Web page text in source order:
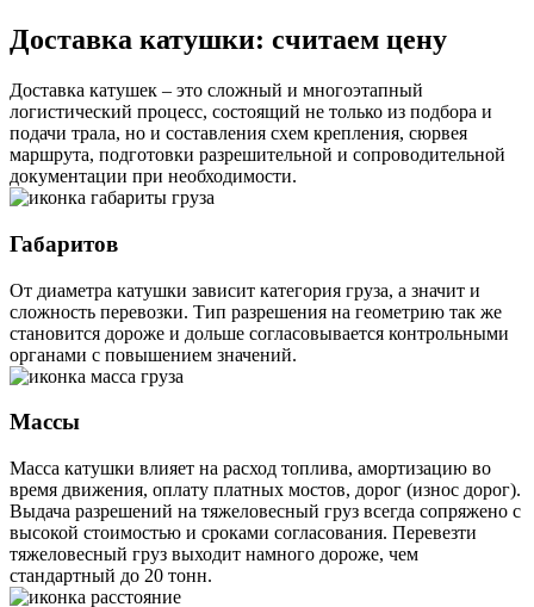
Доставка катушки: считаем цену
Доставка катушек – это сложный и многоэтапный
логистический процесс, состоящий не только из подбора и
подачи трала, но и составления схем крепления, сюрвея
маршрута, подготовки разрешительной и сопроводительной
документации при необходимости.
Габаритов
От диаметра катушки зависит категория груза, а значит и
сложность перевозки. Тип разрешения на геометрию так же
становится дороже и дольше согласовывается контрольными
органами с повышением значений.
Массы
Масса катушки влияет на расход топлива, амортизацию во
время движения, оплату платных мостов, дорог (износ дорог).
Выдача разрешений на тяжеловесный груз всегда сопряжено с
высокой стоимостью и сроками согласования. Перевезти
тяжеловесный груз выходит намного дороже, чем
стандартный до 20 тонн.